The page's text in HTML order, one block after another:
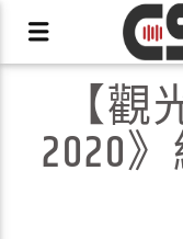
【
2020